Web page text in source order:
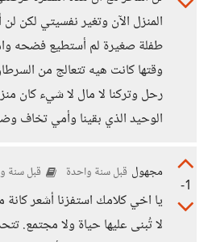
المنزل الآن وتغير نفسيتي لكن
طفلة صغيرة لم أستطيع فضحه
وقتها كانت هيه تتعالج من
رحل وتركنا لا مال لا شيء كان
الوحيد الذي بقينا وأمي تخاف
-1
مجهول قبل سنة واحدة قبل سنة
يا اخي كلامك استفزنا أشعر كانة
لا تُبنى عليها حياة ولا مجتمع.